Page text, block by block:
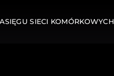
SIECI KOMÓRKOWYCH